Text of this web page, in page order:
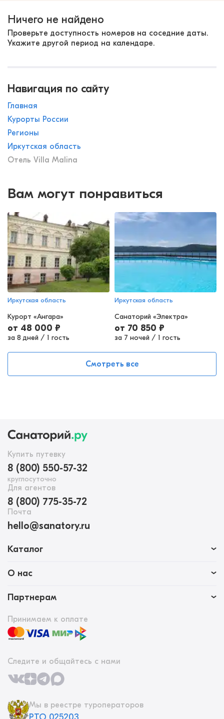
Ничего не найдено
Проверьте доступность номеров на соседние даты.
Укажите другой период на календаре.
Навигация по сайту
Главная
Курорты России
Регионы
Иркутская область
Отель Villa Malina
Вам могут понравиться
Иркутская область
Курорт «Ангара»
от 48 000 ₽
за 8 дней / 1 гость
Иркутская область
Санаторий «Электра»
от 70 850 ₽
за 7 ночей / 1 гость
Смотреть все
Купить путевку
8 (800) 550-57-32
круглосуточно
Для агентов
8 (800) 775-35-72
Почта
hello@sanatory.ru
Каталог
О нас
Партнерам
Принимаем к оплате
Следите и общайтесь с нами
Мы в реестре туроператоров